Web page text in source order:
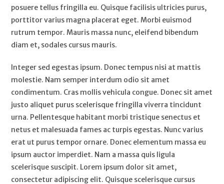
posuere tellus fringilla eu. Quisque facilisis ultricies purus,
porttitor varius magna placerat eget. Morbi euismod
rutrum tempor. Mauris massa nunc, eleifend bibendum
diam et, sodales cursus mauris.
Integer sed egestas ipsum. Donec tempus nisi at mattis
molestie. Nam semper interdum odio sit amet
condimentum. Cras mollis vehicula congue. Donec sit amet
justo aliquet purus scelerisque fringilla viverra tincidunt
urna. Pellentesque habitant morbi tristique senectus et
netus et malesuada fames ac turpis egestas. Nunc varius
erat ut purus tempor ornare. Donec elementum massa eu
ipsum auctor imperdiet. Nam a massa quis ligula
scelerisque suscipit. Lorem ipsum dolor sit amet,
consectetur adipiscing elit. Quisque scelerisque cursus